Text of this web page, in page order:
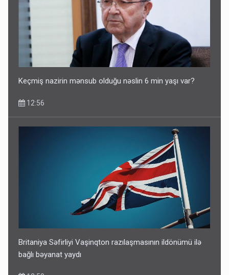
Keçmiş nazirin mənsub olduğu nəslin 6 min yaşı var?
12:56
Britaniya Səfirliyi Vaşinqton razılaşmasının ildönümü ilə
bağlı bəyanat yaydı